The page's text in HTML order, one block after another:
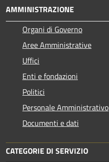
AMMINISTRAZIONE
Organi di Governo
Aree Amministrative
Uffici
Enti e fondazioni
Politici
Personale Amministrativo
Documenti e dati
CATEGORIE DI SERVIZIO